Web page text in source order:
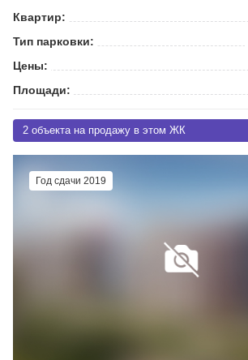
Квартир:
Тип парковки:
Цены:
Площади:
2 объекта на продажу в этом ЖК
Год сдачи 2019